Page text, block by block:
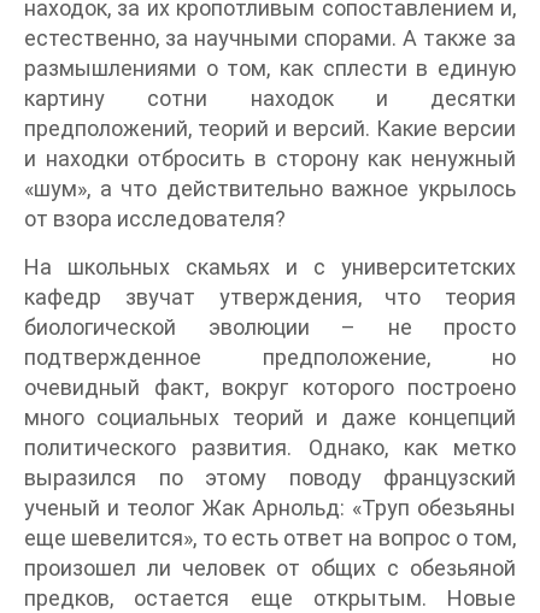
находок, за их кропотливым сопоставлением и,
естественно, за научными спорами. А также за
размышлениями о том, как сплести в единую
картину сотни находок и десятки
предположений, теорий и версий. Какие версии
и находки отбросить в сторону как ненужный
«шум», а что действительно важное укрылось
от взора исследователя?
На школьных скамьях и с университетских
кафедр звучат утверждения, что теория
биологической эволюции – не просто
подтвержденное предположение, но
очевидный факт, вокруг которого построено
много социальных теорий и даже концепций
политического развития. Однако, как метко
выразился по этому поводу французский
ученый и теолог Жак Арнольд: «Труп обезьяны
еще шевелится», то есть ответ на вопрос о том,
произошел ли человек от общих с обезьяной
предков, остается еще открытым. Новые